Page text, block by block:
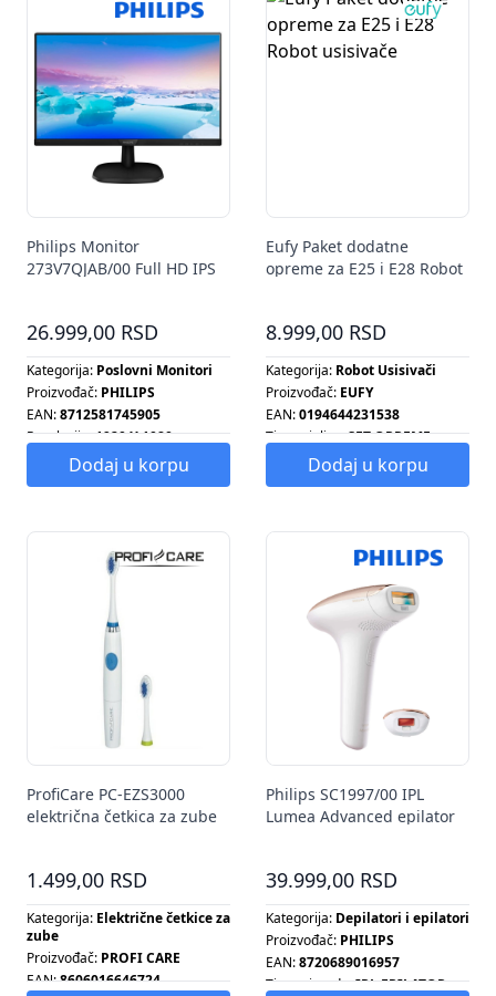
Philips Monitor
273V7QJAB/00 Full HD IPS
26.999,00 RSD
Kategorija: Poslovni Monitori
Proizvođač: PHILIPS
EAN:8712581745905
Rezolucija:1920 X 1080
Dodaj u korpu
Eufy Paket dodatne
opreme za E25 i E28 Robot
8.999,00 RSD
Kategorija: Robot Usisivači
Proizvođač: EUFY
EAN:0194644231538
Tip grejalice:SET OPREME
Tip radijatora:SET OPREME
Tip šporeta:
SET OPREME
Dodaj u korpu
ProfiCare PC-EZS3000
električna četkica za zube
1.499,00 RSD
Kategorija: Električne četkice za
zube
Proizvođač: PROFI CARE
EAN:8606016646724
Philips SC1997/00 IPL
Lumea Advanced epilator
39.999,00 RSD
Kategorija: Depilatori i epilatori
Proizvođač: PHILIPS
EAN:8720689016957
Tip proizvoda:IPL EPILATOR